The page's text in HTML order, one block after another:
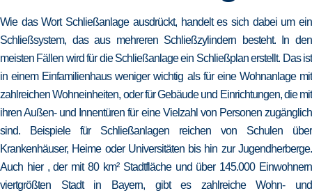
Wie das Wort Schließanlage ausdrückt, handelt es sich dabei um ein
Schließsystem, das aus mehreren Schließzylindern besteht. In den
meisten Fällen wird für die Schließanlage ein Schließplan erstellt. Das ist
in einem Einfamilienhaus weniger wichtig als für eine Wohnanlage mit
zahlreichen Wohneinheiten, oder für Gebäude und Einrichtungen, die mit
ihren Außen- und Innentüren für eine Vielzahl von Personen zugänglich
sind. Beispiele für Schließanlagen reichen von Schulen über
Krankenhäuser, Heime oder Universitäten bis hin zur Jugendherberge.
Auch hier , der mit 80 km² Stadtfläche und über 145.000 Einwohnern
viertgrößten Stadt in Bayern, gibt es zahlreiche Wohn- und